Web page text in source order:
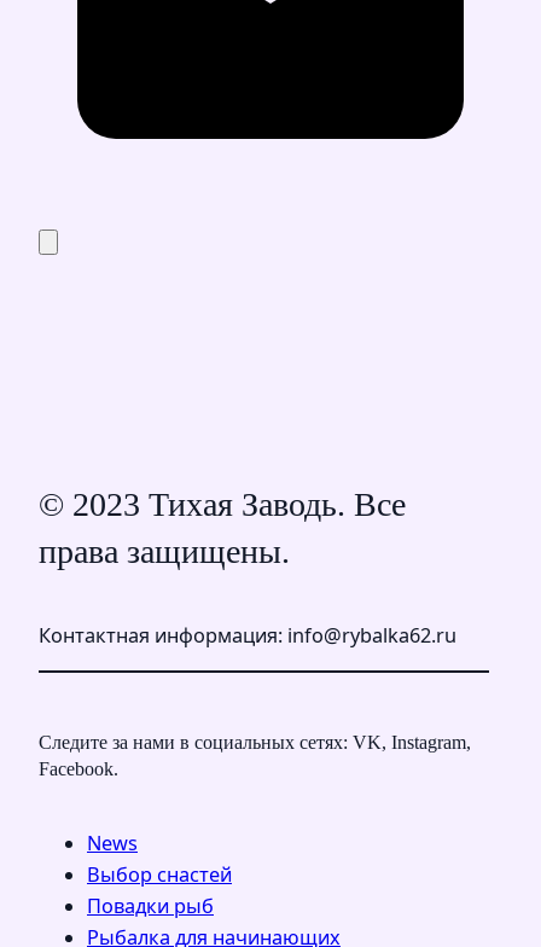
© 2023 Тихая Заводь. Все
права защищены.
Контактная информация: info@rybalka62.ru
Следите за нами в социальных сетях: VK, Instagram,
Facebook.
News
Выбор снастей
Повадки рыб
Рыбалка для начинающих